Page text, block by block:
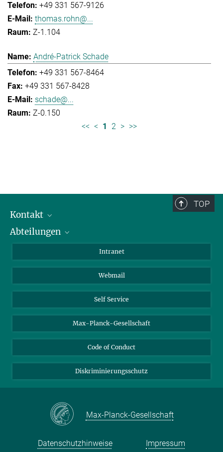
+49 331 567-9126
thomas.rohn@...
Z-1.104
André-Patrick Schade
+49 331 567-8464
+49 331 567-8428
schade@...
Z-0.150
<< < 1 2 > >>
TOP
Kontakt
Mitarbeiterverzeichnis
Abteilungen
Biomolekulare Systeme
Kolloidchemie
Nachhaltige und Bio-inspirierte Materialien
Intranet
Webmail
Self Service
Max-Planck-Gesellschaft
Code of Conduct
Diskriminierungsschutz
Max-Planck-Gesellschaft
Datenschutzhinweise Impressum